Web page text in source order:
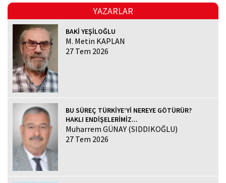
YAZARLAR
BAKİ YEŞİLOĞLU
M. Metin KAPLAN
27 Tem 2026
BU SÜREÇ TÜRKİYE’Yİ NEREYE GÖTÜRÜR?
HAKLI ENDİŞELERİMİZ...
Muharrem GÜNAY (SIDDIKOĞLU)
27 Tem 2026